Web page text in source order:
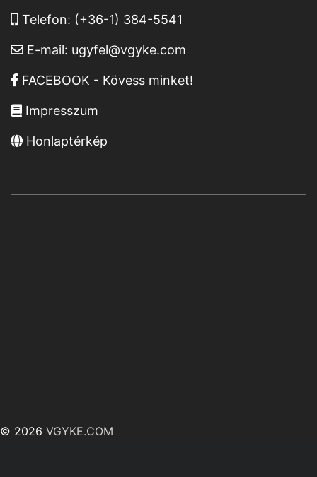
Telefon: (+36-1) 384-5541
E-mail: ugyfel@vgyke.com
FACEBOOK - Kövess minket!
Impresszum
Honlaptérkép
© 2026 VGYKE.COM